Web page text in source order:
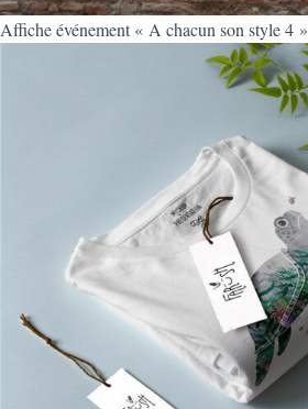
Affiche événement « A chacun son style 4 »